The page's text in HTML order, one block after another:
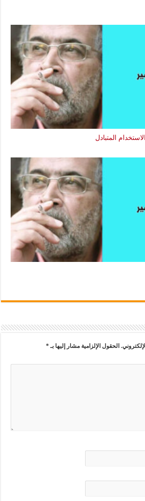
المتبادل
الحقول الإلزامية مشار إليها بـ*